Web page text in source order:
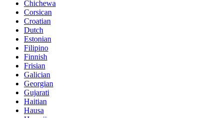
Chichewa
Corsican
Croatian
Dutch
Estonian
Filipino
Finnish
Frisian
Galician
Georgian
Gujarati
Haitian
Hausa